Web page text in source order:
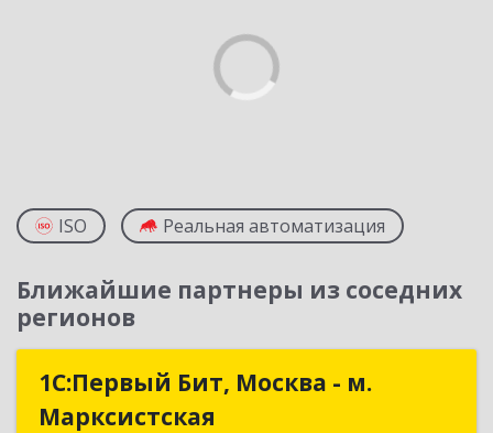
ISO Реальная автоматизация
Ближайшие партнеры из соседних
регионов
1С:Первый Бит, Москва - м.
Марксистская
1С:Первый Бит, Москва - м.